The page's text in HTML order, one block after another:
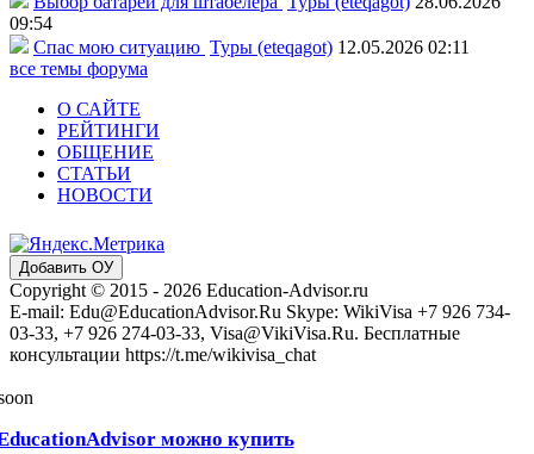
09:54
Спас мою ситуацию Туры (eteqagot) 12.05.2026 02:11
все темы форума
О САЙТЕ
РЕЙТИНГИ
ОБЩЕНИЕ
СТАТЬИ
НОВОСТИ
Добавить ОУ
Copyright © 2015 - 2026 Education-Advisor.ru
E-mail: Edu@EducationAdvisor.Ru Skype: WikiVisa +7 926 734-
03-33, +7 926 274-03-33, Visa@VikiVisa.Ru. Бесплатные
консультации https://t.me/wikivisa_chat
можно купить